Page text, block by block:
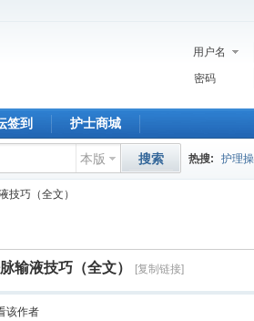
用户名
密码
签到 护士商城
本版 搜索 热搜: 护理
技巧（全文）
输液技巧（全文） [复制链接]
该作者